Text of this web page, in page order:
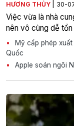
HƯƠNG THỦY 30-
Việc vừa là nhà
nên vô cùng dễ
Mỹ cấp phép
Quốc
Apple soán ngôi